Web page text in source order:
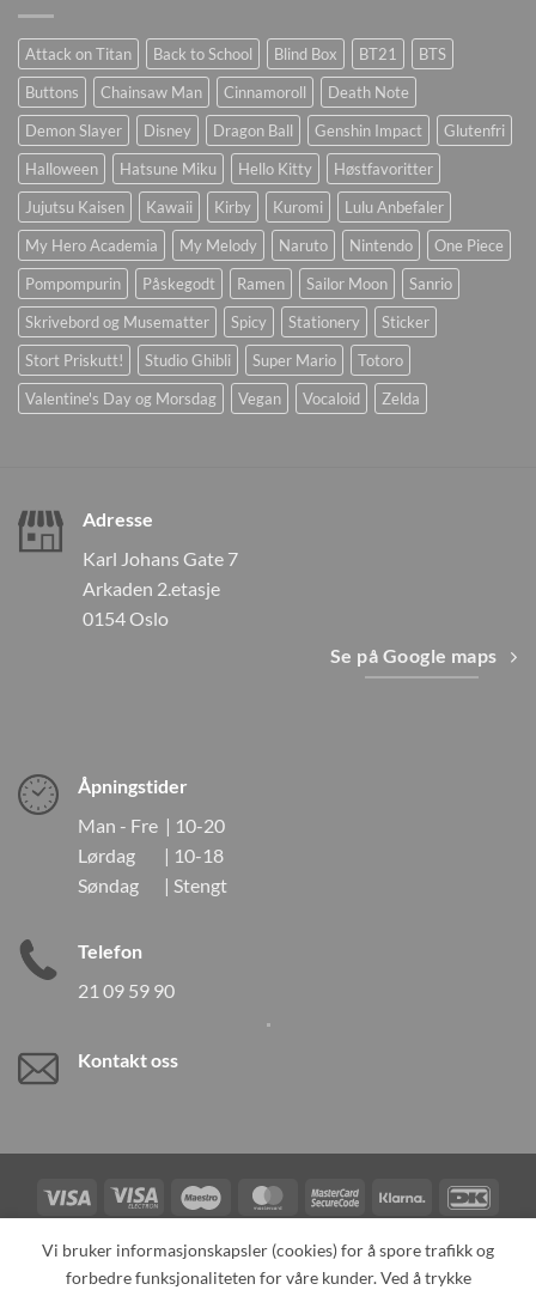
Attack on Titan Back to School Blind Box BT21
BTS
Buttons
Chainsaw Man Cinnamoroll
Death Note
Demon Slayer
Disney Dragon Ball Genshin Impact
Glutenfri
Halloween
Hatsune Miku Hello Kitty
Høstfavoritter
Jujutsu Kaisen
Kawaii Kirby Kuromi
Lulu Anbefaler
My Hero Academia
My Melody Naruto Nintendo
One Piece
Pompompurin
Påskegodt Ramen Sailor Moon
Sanrio
Skrivebord og Musematter
Spicy Stationery
Sticker
Stort Priskutt!
Studio Ghibli Super Mario
Totoro
Valentine's Day og Morsdag
Vegan Vocaloid Zelda
Adresse
Karl Johans Gate 7
Arkaden 2.etasje
0154 Oslo
Se på Google maps
Åpningstider
Man - Fre | 10-20
Lørdag | 10-18
Søndag | Stengt
Telefon
21 09 59 90
Kontakt oss
Visa
Visa
Electron
Maestro MasterCardMasterCard
2
Klarna
Card
TILBAKEKALLINGER KONTAKT OSS OM OSS
Vi bruker informasjonskapsler (cookies) for å spore trafikk og
forbedre funksjonaliteten for våre kunder. Ved å trykke